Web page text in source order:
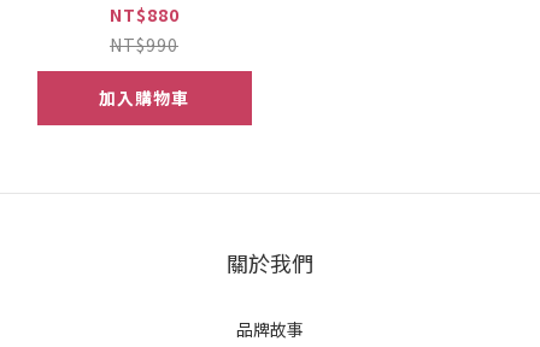
NT$880
NT$990
加入購物車
關於我們
品牌故事